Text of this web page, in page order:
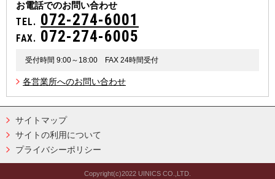
お電話でのお問い合わせ
TEL. 072-274-6001
FAX. 072-274-6005
受付時間 9:00～18:00 FAX 24時間受付
各営業所へのお問い合わせ
サイトマップ
サイトの利用について
プライバシーポリシー
Copyright(c)2022 UINICS CO.,LTD.